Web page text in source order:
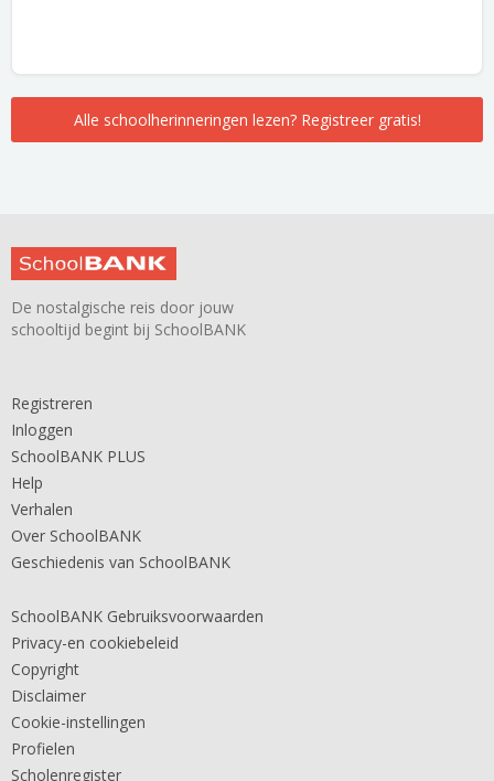
Alle schoolherinneringen lezen? Registreer gratis!
De nostalgische reis door jouw
schooltijd begint bij SchoolBANK
Registreren
Inloggen
SchoolBANK PLUS
Help
Verhalen
Over SchoolBANK
Geschiedenis van SchoolBANK
SchoolBANK Gebruiksvoorwaarden
Privacy-en cookiebeleid
Copyright
Disclaimer
Cookie-instellingen
Profielen
Scholenregister